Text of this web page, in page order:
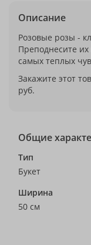
Описание
Розовые розы -
Преподнесите
самых теплых
Закажите этот
руб.
Общие
Тип
Букет
Ширина
50 см